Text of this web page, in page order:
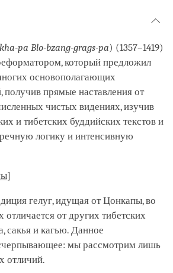
pa Blo-bzang-grags-pa) (1357–1419)
который предложил
основополагающих
получив прямые наставления от
чистых видениях, изучив
и тибетских буддийских текстов и
логику и интенсивную
]
гелуг, идущая от Цонкапы, во
от других тибетских
сакья и кагью. Данное
мы рассмотрим лишь
отличий.